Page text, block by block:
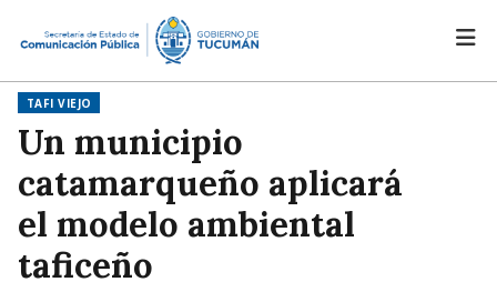
TAFI VIEJO
Un municipio
catamarqueño aplicará
el modelo ambiental
taficeño